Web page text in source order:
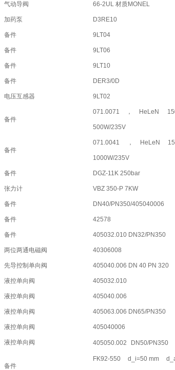
气动导阀 66-2UL 材质MONEL
加药泵 D3RE10
备件 9LT04
备件 9LT06
备件 9LT10
备件 DER3/0D
电压互感器 9LT02
备件
071.0071，HeLeN
500W/235V
备件
071.0041 ，HeLeN
1000W/235V
备件 DGZ-11K 250bar
张力计 VBZ 350-P 7KW
备件 DN40/PN350/405040006
备件 42578
备件 405032.010 DN32/PN350
两位两通电磁阀 40306008
先导控制单向阀 405040.006 DN 40 PN 320
液控单向阀 405032.010
液控单向阀 405040.006
液控单向阀 405063.006 DN65/PN350
液控单向阀 405040006
液控单向阀 405050.002 DN50/PN350
备件
FK92-550 d_i=50 mm